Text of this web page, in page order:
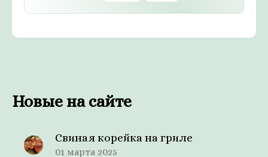
Новые на сайте
Свиная корейка на гриле
01 марта 2025